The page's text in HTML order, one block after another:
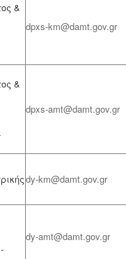
&
dpxs-km@damt.gov.gr
&
dpxs-amt@damt.gov.gr
dy-km@damt.gov.gr
dy-amt@damt.gov.gr